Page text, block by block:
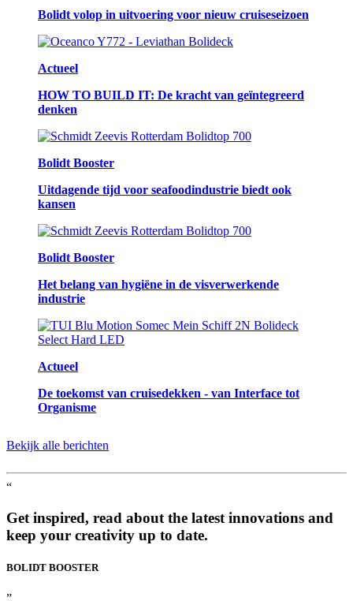
Bolidt volop in uitvoering voor nieuw cruiseseizoen
Actueel
HOW TO BUILD IT: De kracht van geïntegreerd
denken
Bolidt Booster
Uitdagende tijd voor seafoodindustrie biedt ook
kansen
Bolidt Booster
Het belang van hygiëne in de visverwerkende
industrie
Actueel
De toekomst van cruisedekken - van Interface tot
Organisme
Bekijk alle berichten
“
Get inspired, read about the latest innovations and
keep your creativity up to date.
BOLIDT BOOSTER